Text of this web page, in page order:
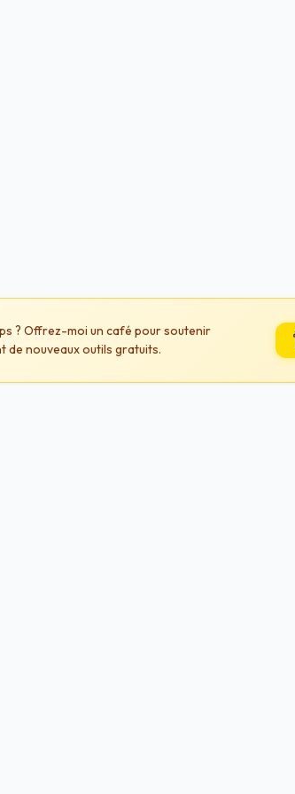
? Offrez-moi un café pour soutenir
de nouveaux outils gratuits.